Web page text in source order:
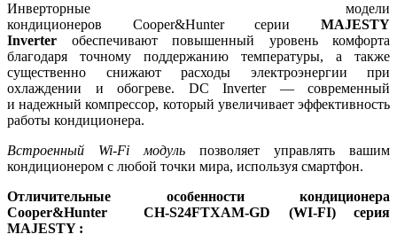
Инверторные модели
кондиционеров Cooper&Hunter серии MAJESTY
Inverter обеспечивают повышенный уровень комфорта
благодаря точному поддержанию температуры, а также
существенно снижают расходы электроэнергии при
охлаждении и обогреве. DC Inverter — современный
и надежный компрессор, который увеличивает эффективность
работы кондиционера.
Встроенный Wi-Fi модуль позволяет управлять вашим
кондиционером с любой точки мира, используя смартфон.
Отличительные особенности кондиционера
Cooper&Hunter
CH-S24FTXAM-GD (WI-FI) серия
MAJESTY :